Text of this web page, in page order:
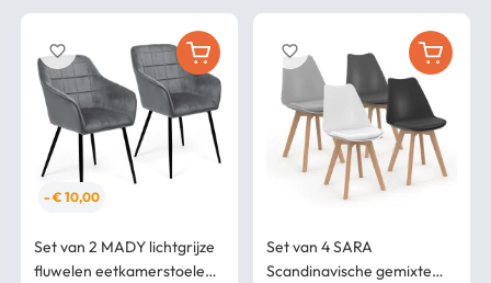
- € 10,00
Set van 2 MADY lichtgrijze
fluwelen eetkamerstoelen
favorite_border
Set van 4 SARA
Scandinavische gemixte
favorite_border